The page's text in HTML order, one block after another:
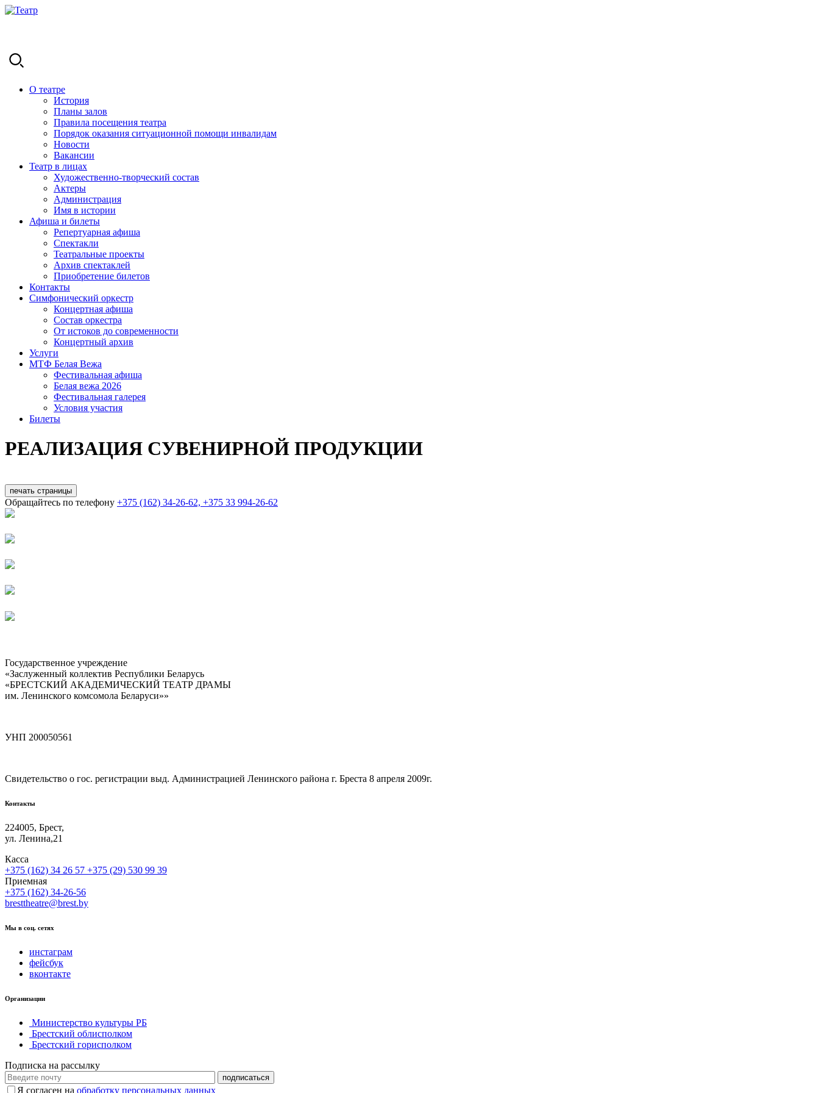
О театре
История
Планы залов
Правила посещения театра
Порядок оказания ситуационной помощи инвалидам
Новости
Вакансии
Театр в лицах
Художественно-творческий состав
Актеры
Администрация
Имя в истории
Афиша и билеты
Репертуарная афиша
Спектакли
Театральные проекты
Архив спектаклей
Приобретение билетов
Контакты
Симфонический оркестр
Концертная афиша
Состав оркестра
От истоков до современ­ности
Концертный архив
Услуги
МТФ Белая Вежа
Фестивальная афиша
Белая вежа 2026
Фестивальная галерея
Условия участия
Билеты
РЕАЛИЗАЦИЯ СУВЕНИРНОЙ ПРОДУКЦИИ
печать страницы
Обращайтесь по телефону +375 (162) 34-26-62, +375 33 994-26-62
Государственное учреждение
«Заслуженный коллектив Республики Беларусь
«БРЕСТСКИЙ АКАДЕМИЧЕСКИЙ ТЕАТР ДРАМЫ
им. Ленинского комсомола Беларуси»»
УНП 200050561
Свидетельство о гос. регистрации выд. Администрацией Ленинского района г. Бреста 8 апреля 2009г.
Контакты
224005, Брест,
ул. Ленина,21
Касса
+375 (162) 34 26 57 +375 (29) 530 99 39
Приемная
+375 (162) 34-26-56
bresttheatre@brest.by
Мы в соц. сетях
инстаграм
фейсбук
вконтакте
Организации
Министерство культуры РБ
Брестский облисполком
Брестский горисполком
Подписка на рассылку
Я согласен на обработку персональных данных